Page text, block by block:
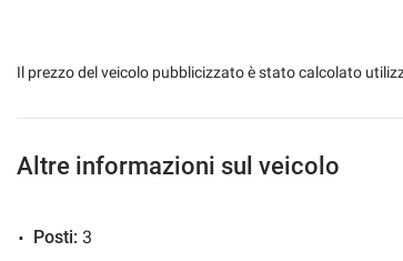
Il prezzo del veicolo pubblicizzato è stato calcolato
Altre informazioni sul veicolo
Posti: 3